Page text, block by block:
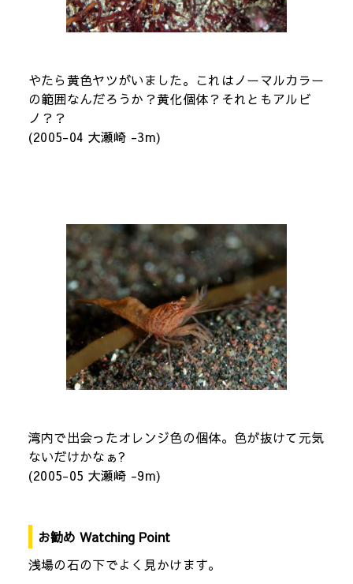
やたら黄色ヤツがいました。これはノーマルカラー
の範囲なんだろうか？黄化個体？それともアルビ
ノ？？
(2005-04 大瀬崎 -3m)
湾内で出会ったオレンジ色の個体。色が抜けて元気
ないだけかなぁ?
(2005-05 大瀬崎 -9m)
お勧め Watching Point
浅場の石の下でよく見かけます。